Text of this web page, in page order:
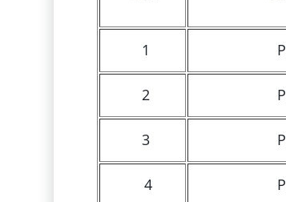
1
2
3
4